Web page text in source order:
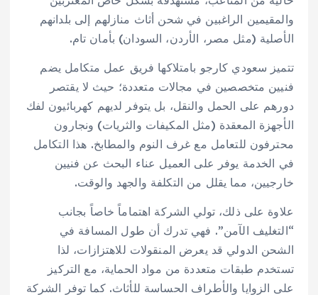
والمقيمين الراغبين في شحن أثاث منازلهم إلى بلدانهم
الأصلية (مثل مصر، الأردن، السودان) بأمان تام.
تتميز سعودي كارجو بامتلاكها فريق عمل متكامل يضم
فنيين متخصصين في مجالات متعددة؛ حيث لا يقتصر
دورهم على الحمل والنقل، بل يتوفر لديهم كهربائيون لفك
الأجهزة المعقدة (مثل المكيفات والثريات) ونجارون
محترفون للتعامل مع غرف النوم والمطابخ. هذا التكامل
في الخدمة يوفر على العميل عناء البحث عن فنيين
خارجيين، مما يقلل من التكلفة والجهد والوقت.
علاوة على ذلك، تولي الشركة اهتماماً خاصاً بجانب
“التغليف الآمن”. فهي تدرك أن طول المسافة في
الشحن الدولي قد يعرض المنقولات للاهتزازات، لذا
تستخدم طبقات متعددة من مواد الحماية، مع التركيز
على الزوايا والأطراف الحساسة للأثاث. كما توفر الشركة